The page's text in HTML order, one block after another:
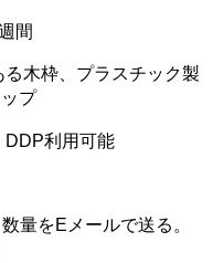
間
る木枠、プラスチック製
プ
利用可能
量をEメールで送る。